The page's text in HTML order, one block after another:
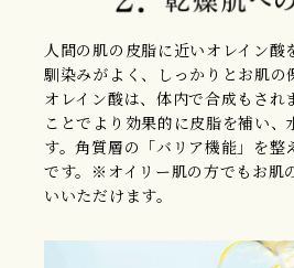
人間の肌の皮脂に近いオレイン酸
馴染みがよく、しっかりとお肌の
オレイン酸は、体内で合成もされ
ことでより効果的に皮脂を補い、
す。角質層の「バリア機能」を
です。※オイリー肌の方でもお肌
いいただけます。